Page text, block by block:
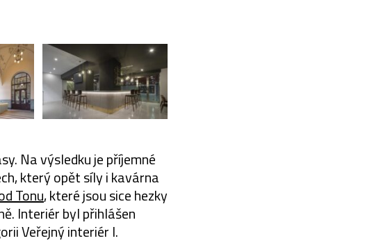
Na výsledku je příjemné
který opět síly i kavárna
Tonu, které jsou sice hezky
Interiér byl přihlášen
Veřejný interiér I.